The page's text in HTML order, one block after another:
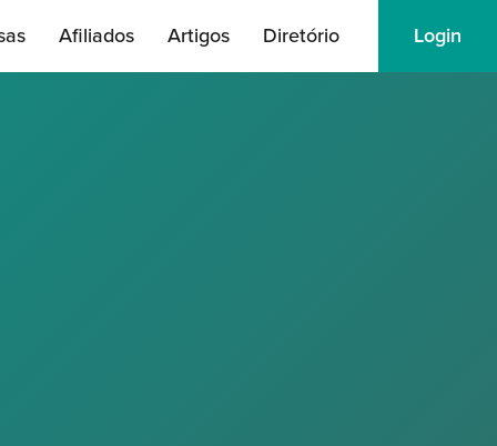
Afiliados Artigos Diretório Login